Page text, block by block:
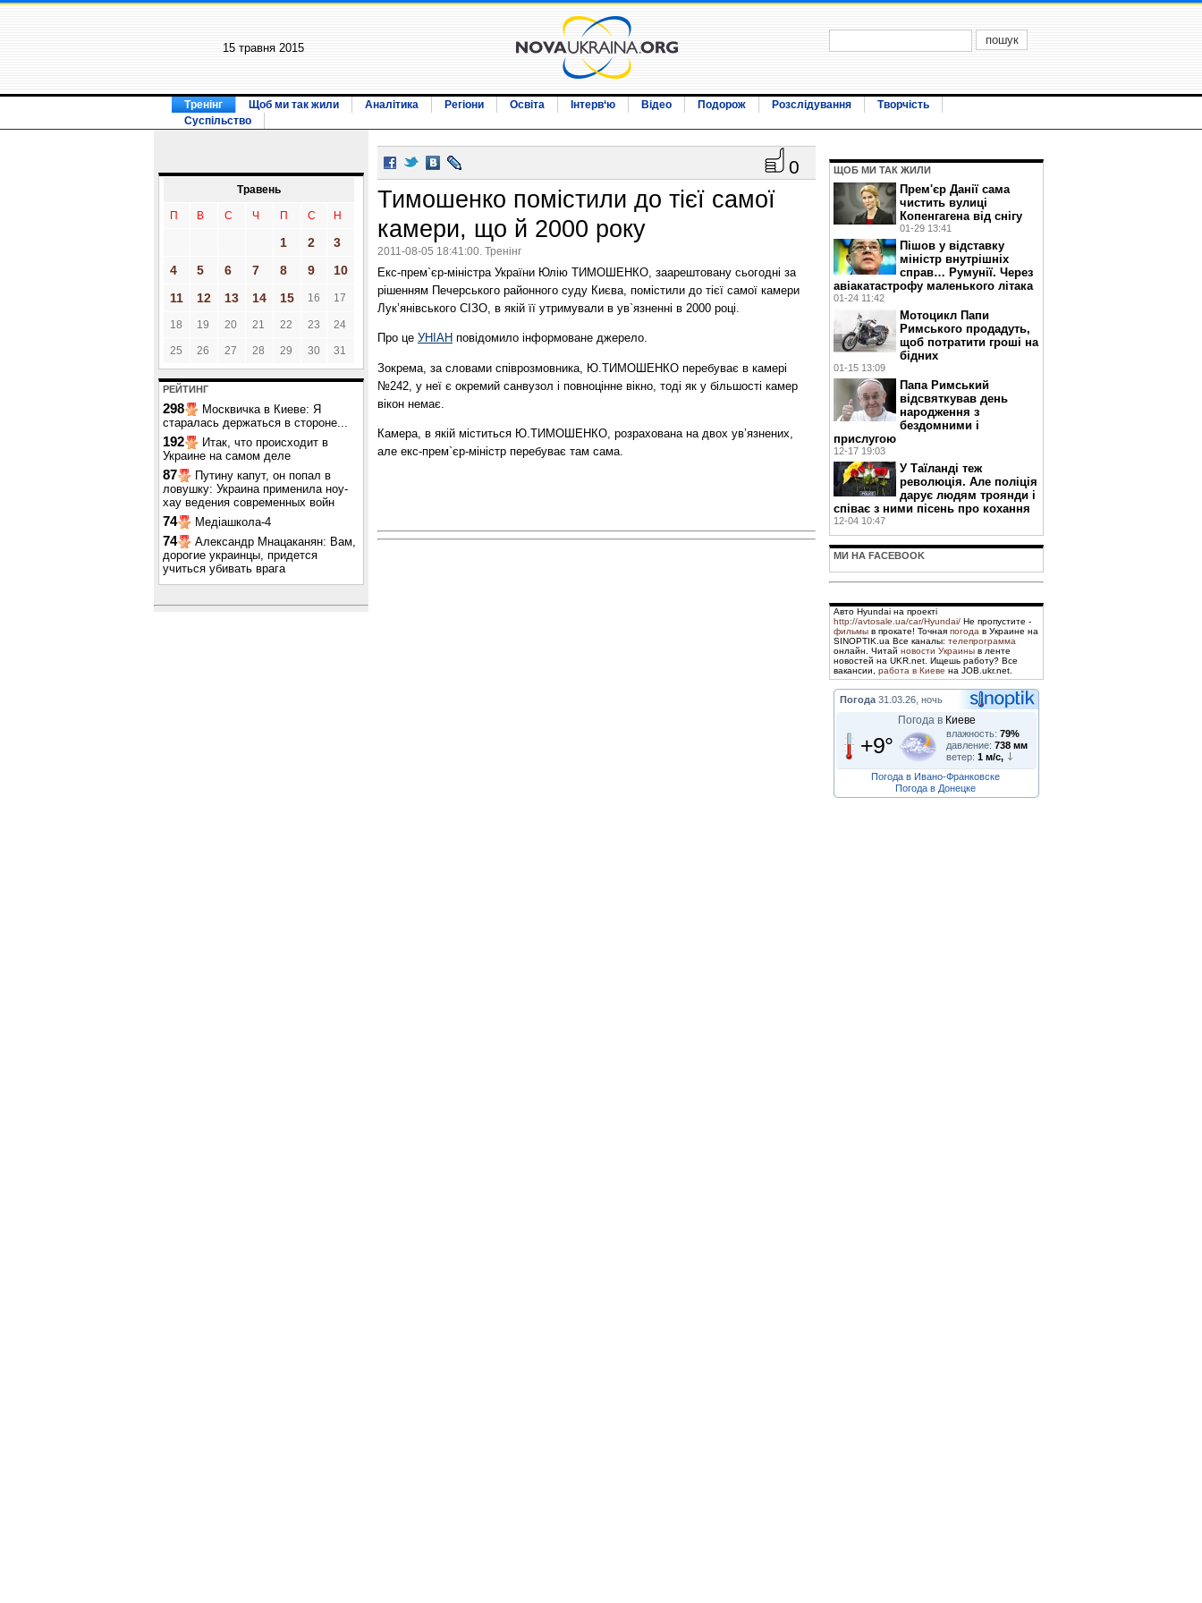
15 травня 2015
Тренінг Щоб ми так жили Аналітика Регіони Освіта Інтерв‘ю Відео Подорож Розслідування
Творчість
Суспільство
Травень
П В С Ч П С Н
1 2
3
4
5 6 7 8 9
10
11
12 13 14 15 16 17
18 19 20 21 22 23 24
25 26 27 28 29 30 31
РЕЙТИНГ
298
Москвичка в Киеве: Я
старалась держаться в стороне...
192
Итак, что происходит в
Украине на самом деле
87
Путину капут, он попал в
ловушку: Украина применила ноу-
хау ведения современных войн
74 Медіашкола-4
74
Александр Мнацаканян: Вам,
дорогие украинцы, придется
учиться убивать врага
0
Тимошенко помістили до тієї самої
камери, що й 2000 року
2011-08-05 18:41:00. Тренінг
Екс-прем`єр-міністра України Юлію ТИМОШЕНКО, заарештовану сьогодні за
рішенням Печерського районного суду Києва, помістили до тієї самої камери
Лук’янівського СІЗО, в якій її утримували в ув`язненні в 2000 році.
Про це УНІАН повідомило інформоване джерело.
Зокрема, за словами співрозмовника, Ю.ТИМОШЕНКО перебуває в камері
№242, у неї є окремий санвузол і повноцінне вікно, тоді як у більшості камер
вікон немає.
Камера, в якій міститься Ю.ТИМОШЕНКО, розрахована на двох ув’язнених,
але екс-прем`єр-міністр перебуває там сама.
ЩОБ МИ ТАК ЖИЛИ
Прем'єр Данії сама
чистить вулиці
Копенгагена від снігу
01-29 13:41
Пішов у відставку
міністр внутрішніх
справ… Румунії. Через
авіакатастрофу маленького літака
01-24 11:42
Мотоцикл Папи
Римського продадуть,
щоб потратити гроші на
бідних
01-15 13:09
Папа Римський
відсвяткував день
народження з
бездомними і
прислугою
12-17 19:03
У Таїланді теж
революція. Але поліція
дарує людям троянди і
співає з ними пісень про кохання
12-04 10:47
МИ НА FACEBOOK
Авто Hyundai на проекті
http://avtosale.ua/car/Hyundai/ Не пропустите -
фильмы в прокате! Точная погода в Украине на
SINOPTIK.ua Все каналы: телепрограмма
онлайн. Читай новости Украины в ленте
новостей на UKR.net. Ищешь работу? Все
вакансии, работа в Киеве на JOB.ukr.net.
Погода 31.03.26, ночь
Погода в Киеве
+9° влажность: 79%
давление: 738 мм
ветер: 1 м/с,
Погода в Ивано-Франковске
Погода в Донецке